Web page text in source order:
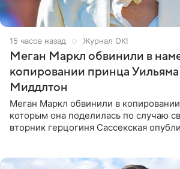
15 часов назад Журнал OK!
Меган Маркл обвинили в
копировании принца
Миддлтон
Меган Маркл обвинили в копировании
которым она поделилась по случаю
вторник герцогиня Сассекская